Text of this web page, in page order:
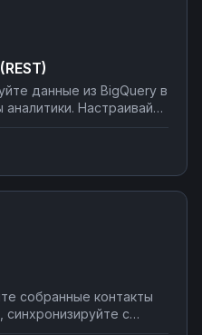
данные из BigQuery в
Настраивайте
создавайте
без SQL-
собранные контакты
синхронизируйте с